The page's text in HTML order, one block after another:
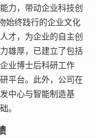
力，带动企业科技创
始终践行的企业文化
才，为企业的自主创
雄厚，已建立了包括
业博士后科研工作
平台。此外，公司在
中心与智能制造基
。